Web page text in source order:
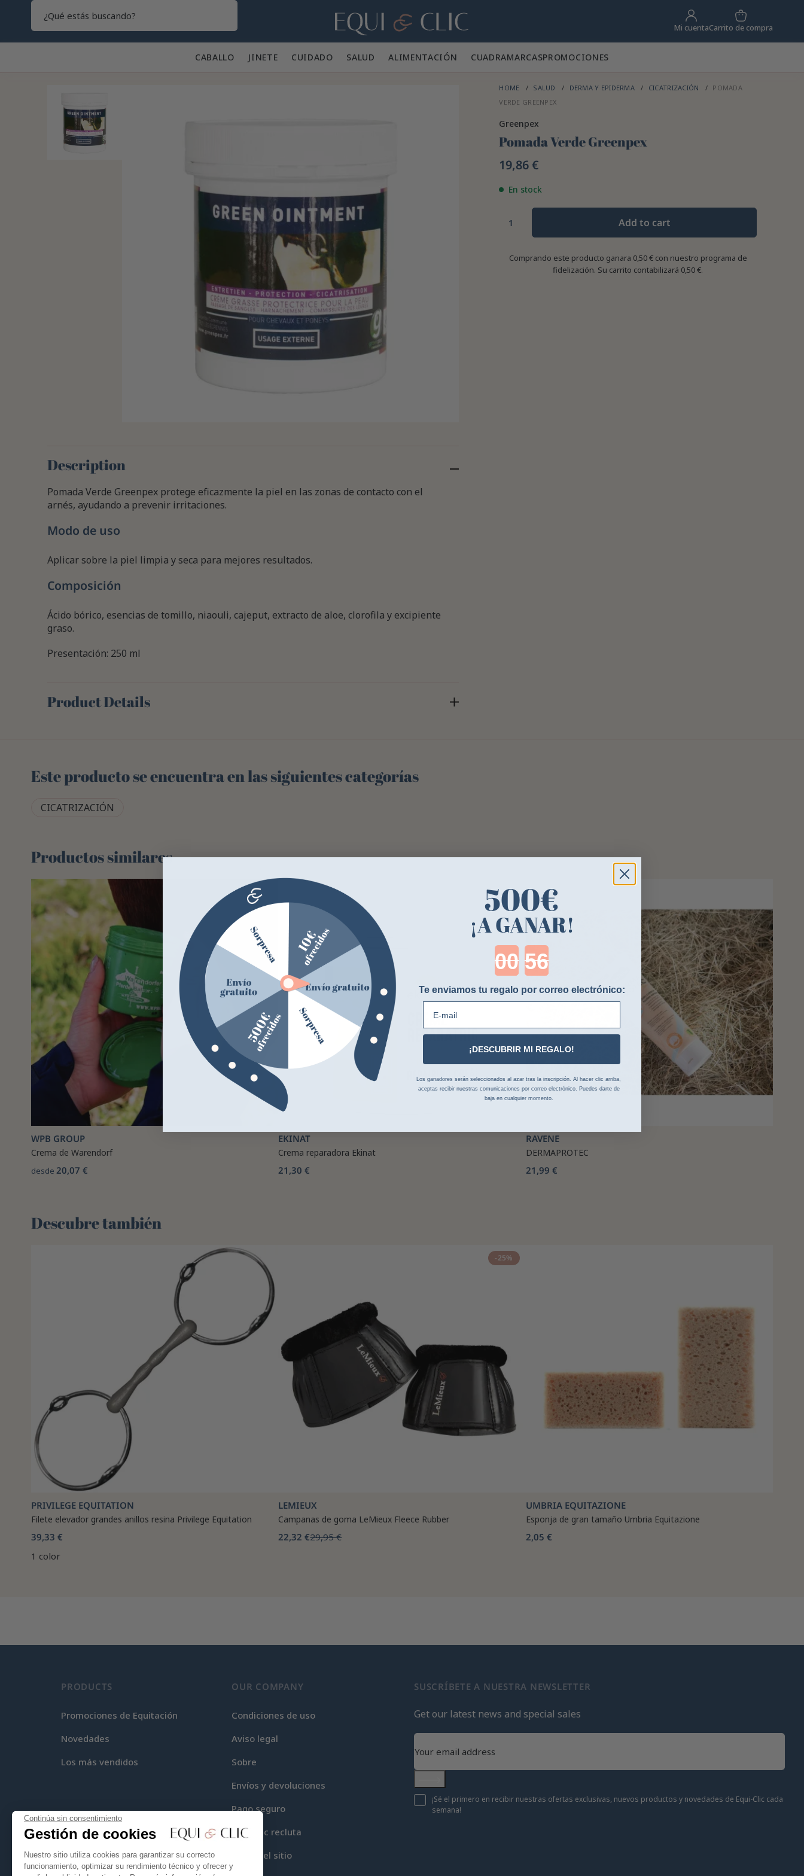
Continúa sin consentimiento
Gestión de cookies
Nuestro sitio utiliza cookies para garantizar su correcto
funcionamiento, optimizar su rendimiento técnico y ofrecer y
Hogar Mi cuentaCarrito de compra
CABALLO 🐎 JINETE 👕 CUIDADO 🪮 SALUD ✨ALIMENTACIÓN 🥕 CUADRAMARCASPROMOCIONES
HOME SALUD DERMA Y EPIDERMA CICATRIZACIÓN
POMADA
VERDE GREENPEX
Greenpex
Pomada Verde Greenpex
19,86 €
En stock
Add to cart
Comprando este producto ganara 0,50 €con nuestro programa de
fidelización. Su carrito contabilizará 0,50 €.
Description
Pomada Verde Greenpex protege eficazmente la piel en las zonas de contacto con el
arnés, ayudando a prevenir irritaciones.
Modo de uso
Aplicar sobre la piel limpia y seca para mejores resultados.
Composición
Ácido bórico, esencias de tomillo, niaouli, cajeput, extracto de aloe, clorofila y excipiente
graso.
Presentación: 250 ml
Product Details
Este producto se encuentra en las siguientes categorías
CICATRIZACIÓN
Productos similares
WPB GROUP
Crema de Warendorf
desde20,07 €
EKINAT
Crema reparadora Ekinat
21,30 €
RAVENE
DERMAPROTEC
21,99 €
Descubre también 🌻
PRIVILEGE EQUITATION
Filete elevador grandes anillos resina Privilege Equitation
39,33 €
1 color
-25%
LEMIEUX
Campanas de goma LeMieux Fleece Rubber
22,32 €29,95 €
UMBRIA EQUITAZIONE
Esponja de gran tamaño Umbria Equitazione
2,05 €
PRODUCTS
Promociones de Equitación
Novedades
Los más vendidos
OUR COMPANY
Condiciones de uso
Aviso legal
Sobre
Envíos y devoluciones
Pago seguro
Equi-Clic recluta
Mapa del sitio
SUSCRÍBETE A NUESTRA NEWSLETTER
Get our latest news and special sales
Subscribe
¡Sé el primero en recibir nuestras ofertas exclusivas, nuevos productos y novedades de Equi-Clic cada
semana!
500€
¡A GANAR!
Countdown ends in:
Te enviamos tu regalo por correo electrónico:
¡DESCUBRIR MI REGALO!
Los ganadores serán seleccionados al azar tras la inscripción. Al hacer clic arriba,
aceptas recibir nuestras comunicaciones por correo electrónico. Puedes darte de
baja en cualquier momento.